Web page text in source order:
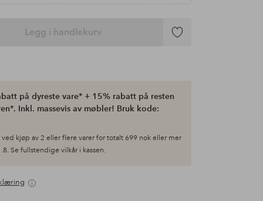
Legg i handlekurv
Legg
på dyreste vare* + 15% rabatt på resten
Inkl. massevis av møbler! Bruk kode:
kjøp av 2 eller flere varer for totalt 699 nok eller mer
Se fullstendige vilkår i kassen.